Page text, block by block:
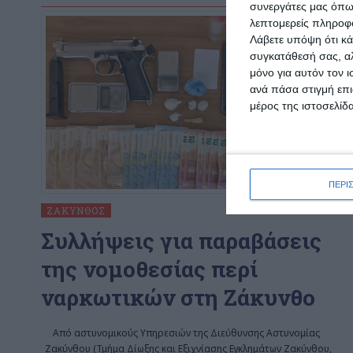
συνεργάτες μας
λεπτομερείς
Λάβετε υπόψη ότι
συγκατάθεσή σας,
μόνο για αυτόν τον
ανά πάσα στιγμή
μέρος της
ΖΆΚΥΝΘΟΣ
Συλλήψεις για παραβάσεις
της νομοθεσίας περί
ναρκωτικών στη Ζάκυνθο
Από αστυνομικούς Υπηρεσιών της Διεύθυνσης Αστυνομίας
Ζακύνθου (Τμήμα Δίωξης και Εξιχνίασης Εγκλημάτων Ζακύνθου,